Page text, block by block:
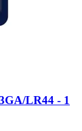
LR44 -​ 1